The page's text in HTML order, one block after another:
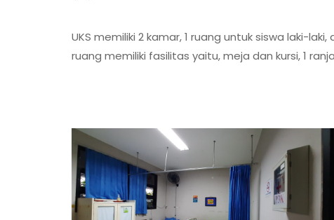
UKS memiliki 2 kamar, 1 ruang untuk siswa laki-
ruang memiliki fasilitas yaitu, meja dan kursi, 1